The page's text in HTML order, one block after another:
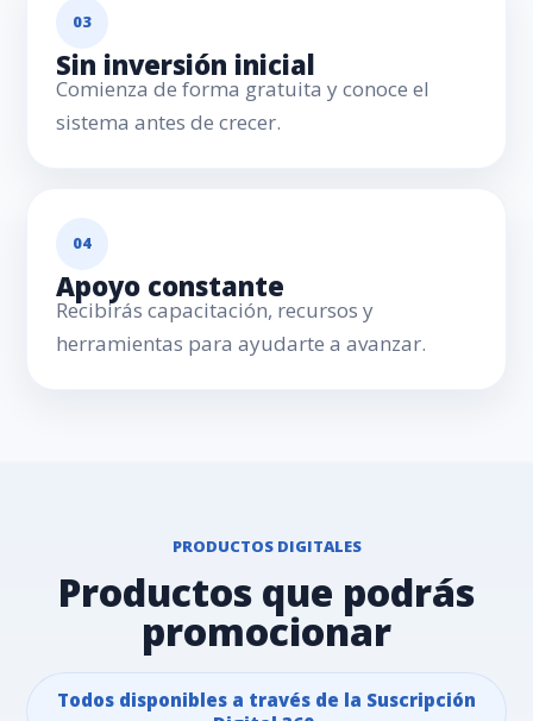
03
Sin inversión inicial
Comienza de forma gratuita y conoce el
sistema antes de crecer.
04
Apoyo constante
Recibirás capacitación, recursos y
herramientas para ayudarte a avanzar.
PRODUCTOS DIGITALES
Productos que podrás
promocionar
Todos disponibles a través de la Suscripción